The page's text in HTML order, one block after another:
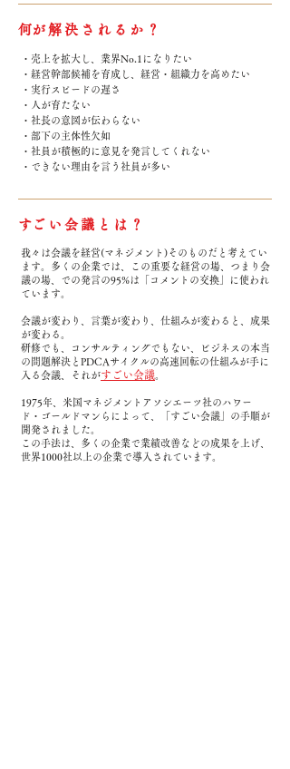
​何が解決されるか？
・売上を拡大し、業界No.1になりたい
・経営幹部候補を育成し、経営・組織力を高めたい
・実行スピードの遅さ
・人が育たない
・社長の意図が伝わらない
・部下の主体性欠如
・社員が積極的に意見を発言してくれない
・できない理由を言う社員が多い
​すごい会議とは？
我々は会議を経営(マネジメント)そのものだと考えてい
ます。多くの企業では、この重要な経営の場、つまり会
議の場、での発言の95%は「コメントの交換」に使われ
ています。
会議が変わり、言葉が変わり、仕組みが変わると、成果
が変わる。
研修でも、コンサルティングでもない、ビジネスの本当
の問題解決とPDCAサイクルの高速回転の仕組みが手に
入る会議、それがすごい会議
1975年、米国マネジメントアソシエーツ社のハワー
ド・ゴールドマンらによって、「 すごい会議 」の手順が
開発されました。
この手法は、多くの企業で業績改善などの成果を上げ、
世界1000社以上の企業で導入されています。